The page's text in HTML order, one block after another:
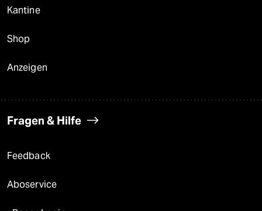
Kantine
Shop
Anzeigen
Fragen & Hilfe
Feedback
Aboservice